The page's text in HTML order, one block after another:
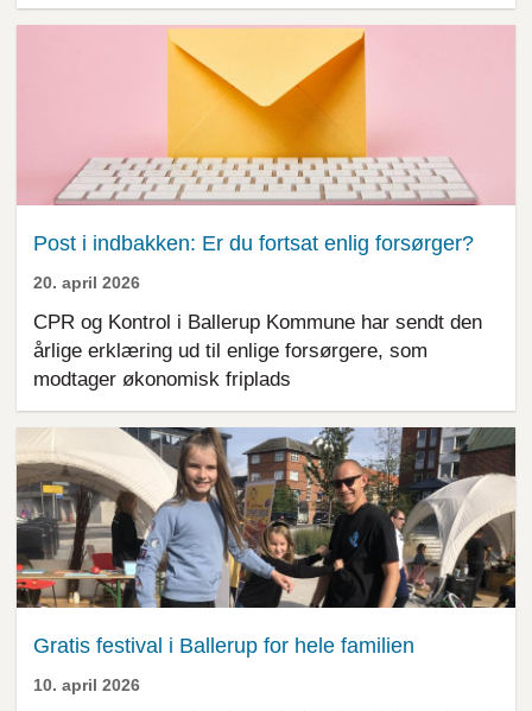
Post i indbakken: Er du fortsat enlig forsørger?
20. april 2026
CPR og Kontrol i Ballerup Kommune har sendt den
årlige erklæring ud til enlige forsørgere, som
modtager økonomisk friplads
Gratis festival i Ballerup for hele familien
10. april 2026